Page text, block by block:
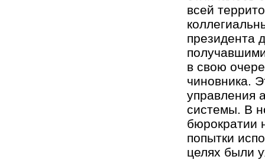
всей
президента
в свою
чиновника.
управления
системы. В
бюрократии
попытки
целях были